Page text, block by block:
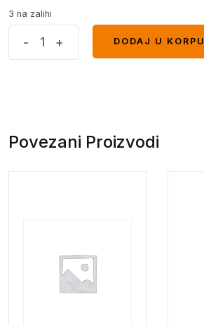
3 na zalihi
- +
DODAJ U KORPU
Povezani Proizvodi